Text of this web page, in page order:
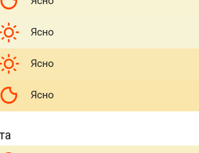
Ясно
Ясно
Ясно